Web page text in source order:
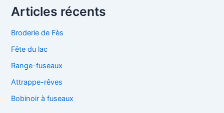
Articles récents
Broderie de Fès
Fête du lac
Range-fuseaux
Attrappe-rêves
Bobinoir à fuseaux